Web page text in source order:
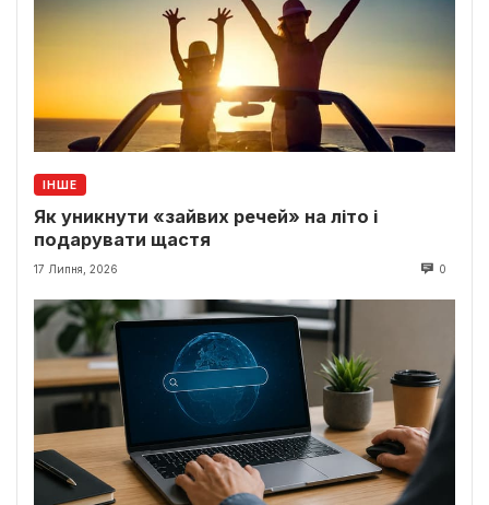
ІНШЕ
Як уникнути «зайвих речей» на літо і
подарувати щастя
17 Липня, 2026 0